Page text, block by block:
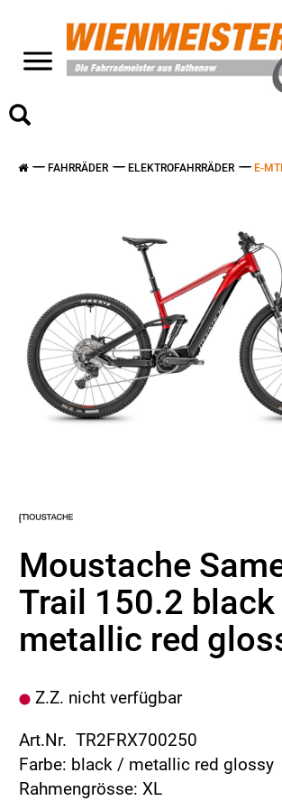
FAHRRÄDER ELEKTROFAHRRÄDER E-
Moustache
Trail 150.2
metallic red
Z.Z. nicht verfügbar
Art.Nr. TR2FRX700250
Farbe: black / metallic red glossy
Rahmengrösse: XL